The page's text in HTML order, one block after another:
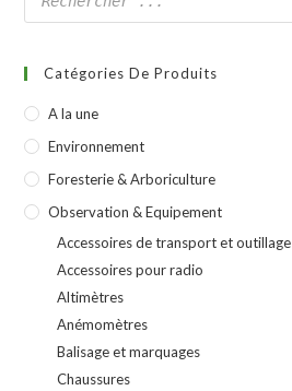
Catégories De Produits
A la une
Environnement
Foresterie & Arboriculture
Observation & Equipement
Accessoires de transport et outillage
Accessoires pour radio
Altimètres
Anémomètres
Balisage et marquages
Chaussures